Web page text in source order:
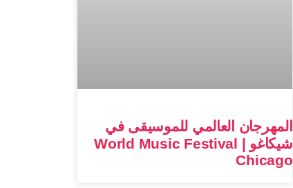
المهرجان العالمي للموسيقى في
شيكاغو | World Music Festival
Chicago